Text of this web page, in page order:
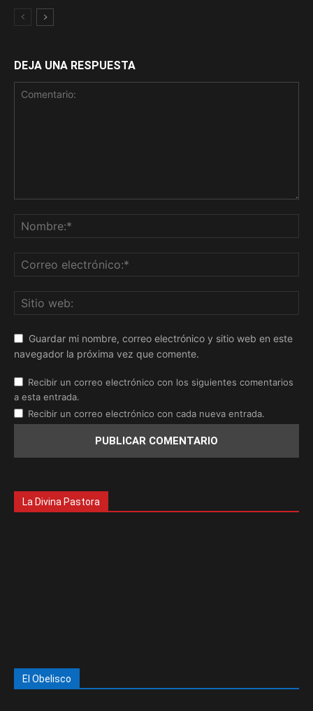
DEJA UNA RESPUESTA
Guardar mi nombre, correo electrónico y sitio web en este
navegador la próxima vez que comente.
Recibir un correo electrónico con los siguientes comentarios
a esta entrada.
Recibir un correo electrónico con cada nueva entrada.
La Divina Pastora
El Obelisco